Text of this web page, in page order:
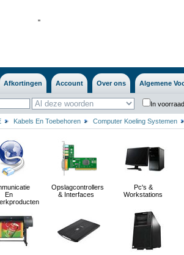
''
Afkortingen Account Over ons Algemene
In
Kabels En Toebehoren Computer Koeling Systemen
En
Opslagcontrollers
& Interfaces
Pc's &
Workstations